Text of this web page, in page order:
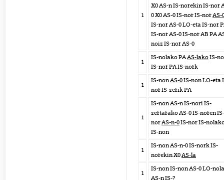
1
X0 AS-n IS-norekin IS-nor
0 X0 AS-0 IS-nor IS-norAS-
IS-nor AS-0 LO-eta IS-nor
IS-nor AS-0 IS-nor AB PA
noiz IS-nor AS-0
1
IS-nolako PAAS-lakoIS-
IS-nor PA IS-nork
1
IS-nonAS-0IS-non LO-eta
nor IS-zerik PA
1
IS-non AS-n IS-nori IS-
zertarako AS-0 IS-noren IS-
norAS-n-0IS-nor IS-
IS-non
1
IS-non AS-n-0 IS-nork IS-
norekin X0AS-la
1
IS-non IS-non AS-0 LO-nola
AS-nIS-?